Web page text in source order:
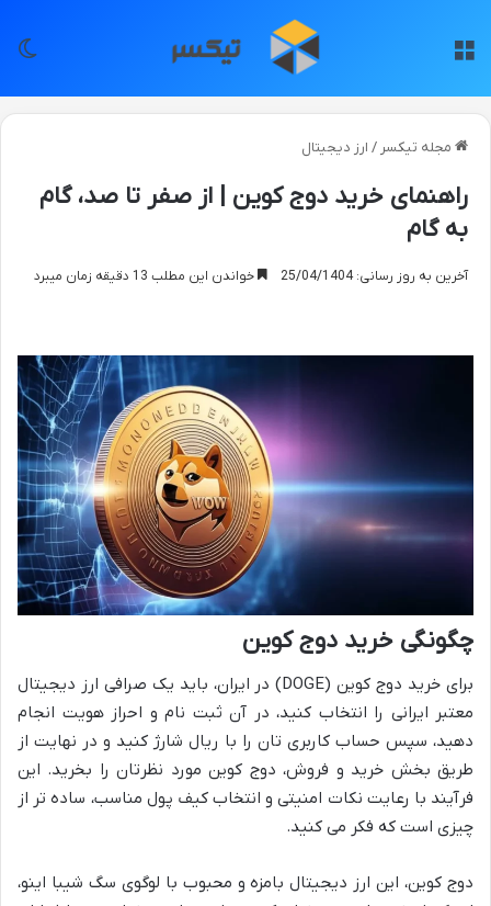
مجله تیکسر / ارز دیجیتال
راهنمای خرید دوج کوین | از صفر تا صد، گام
به گام
آخرین به روز رسانی: 25/04/1404 خواندن این مطلب 13 دقیقه زمان میبرد
چگونگی خرید دوج کوین
برای خرید دوج کوین (DOGE) در ایران، باید یک صرافی ارز دیجیتال
معتبر ایرانی را انتخاب کنید، در آن ثبت نام و احراز هویت انجام
دهید، سپس حساب کاربری تان را با ریال شارژ کنید و در نهایت از
طریق بخش خرید و فروش، دوج کوین مورد نظرتان را بخرید. این
فرآیند با رعایت نکات امنیتی و انتخاب کیف پول مناسب، ساده تر از
چیزی است که فکر می کنید.
دوج کوین، این ارز دیجیتال بامزه و محبوب با لوگوی سگ شیبا اینو،